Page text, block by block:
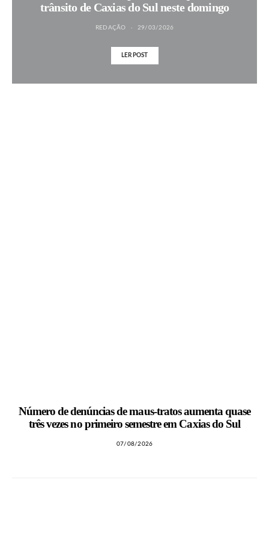
trânsito de Caxias do Sul neste domingo
REDAÇÃO 29/03/2026
LER POST
Número de denúncias de maus-tratos aumenta quase
três vezes no primeiro semestre em Caxias do Sul
07/08/2026